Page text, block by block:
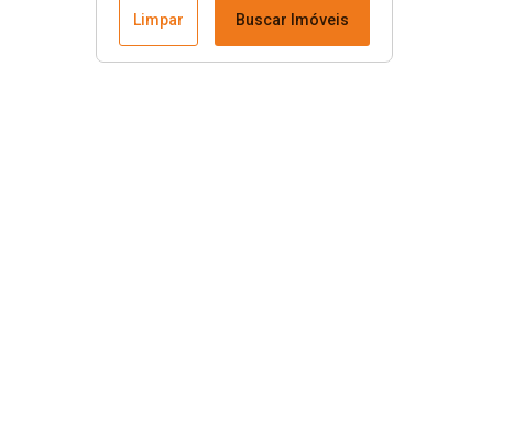
Limpar Buscar Imóveis